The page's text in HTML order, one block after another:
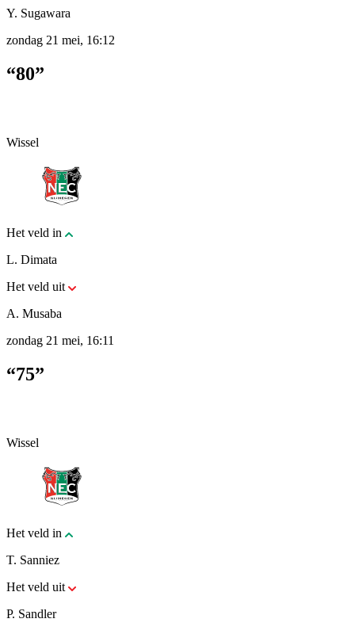
Y. Sugawara
zondag 21 mei, 16:12
“80”
Wissel
Het veld in
L. Dimata
Het veld uit
A. Musaba
zondag 21 mei, 16:11
“75”
Wissel
Het veld in
T. Sanniez
Het veld uit
P. Sandler